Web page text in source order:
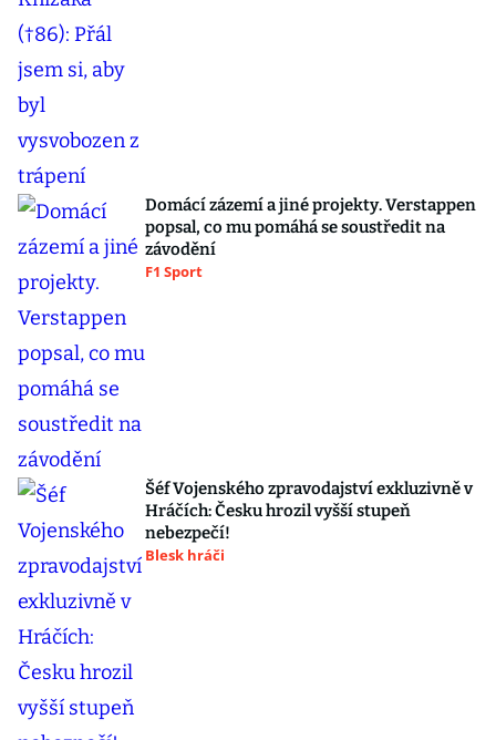
Domácí zázemí a jiné projekty. Verstappen
popsal, co mu pomáhá se soustředit na
závodění
F1 Sport
Šéf Vojenského zpravodajství exkluzivně v
Hráčích: Česku hrozil vyšší stupeň
nebezpečí!
Blesk hráči